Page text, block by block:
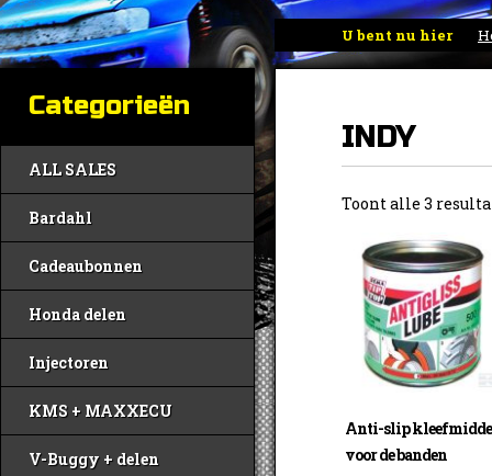
U bent nu hier
Categorieën
ALL SALES
Bardahl
Cadeaubonnen
Honda delen
Injectoren
KMS + MAXXECU
V-Buggy + delen
INDY
Toont alle 3
Anti-slip
voor de banden